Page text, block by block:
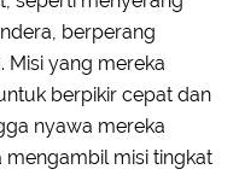
berperang
Misi yang mereka
berpikir cepat dan
nyawa mereka
mengambil misi tingkat